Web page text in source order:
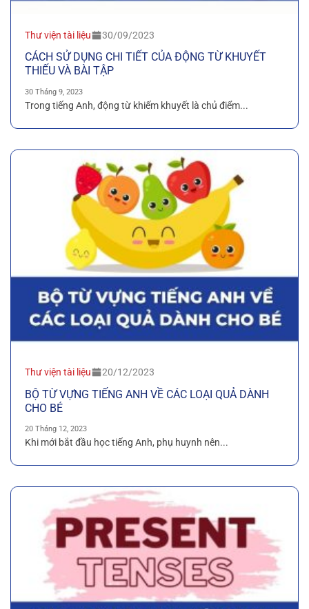
Thư viện tài liệu 30/09/2023
CÁCH SỬ DỤNG CHI TIẾT CỦA ĐỘNG TỪ KHUYẾT
THIẾU VÀ BÀI TẬP
30 Tháng 9, 2023
Trong tiếng Anh, động từ khiếm khuyết là chủ điểm...
Thư viện tài liệu 20/12/2023
BỘ TỪ VỰNG TIẾNG ANH VỀ CÁC LOẠI QUẢ DÀNH
CHO BÉ
20 Tháng 12, 2023
Khi mới bắt đầu học tiếng Anh, phụ huynh nên...